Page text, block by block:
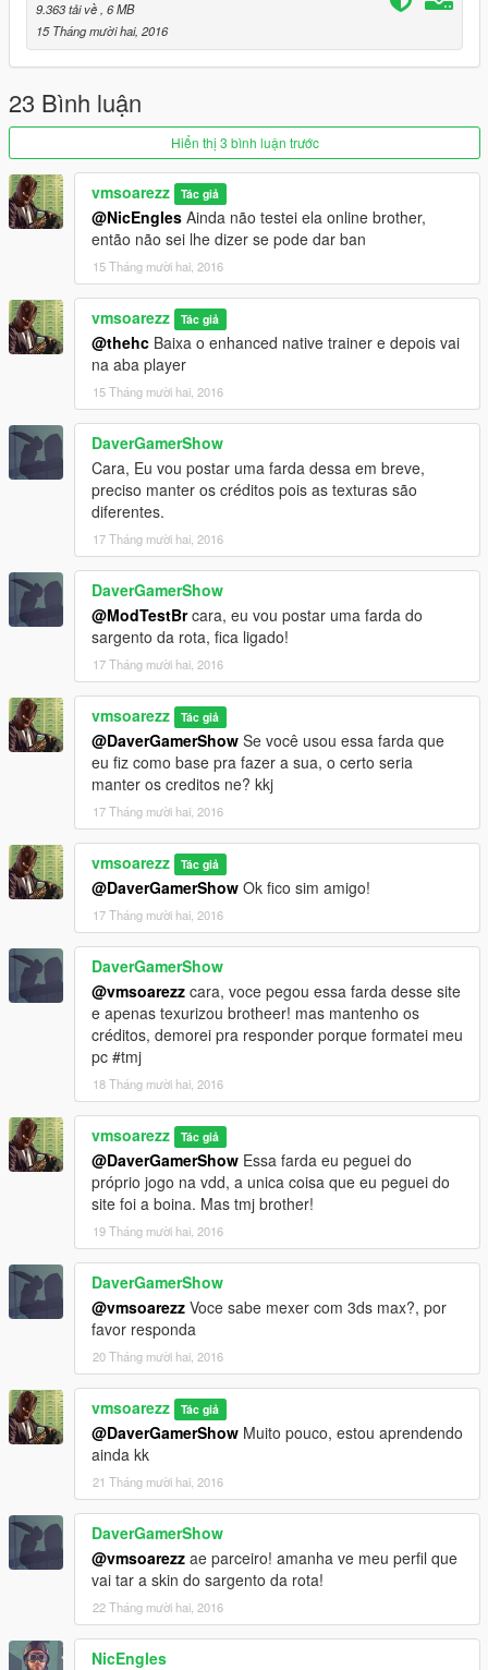
-Go to the directory: x64e > models > cdimages >
componentpeds_s_m_y.rpf or update > x 64 dlcpacks >
patchday9ng > > dlc.rpf > x 64 > models > cdimages >
patchday9ng.rpf
-Click "Edit Mode" at the top
-Drag the files that you downloaded for OpenIV
Beret:
-Go to the directory: x64e > models > cdimages > pedprops.rpf
9.363 tải về , 6 MB
15 Tháng mười hai, 2016
23 Bình luận
Hiển thị 3 bình luận trước
vmsoarezz Tác giả
@NicEngles Ainda não testei ela online brother,
então não sei lhe dizer se pode dar ban
15 Tháng mười hai, 2016
vmsoarezz Tác giả
@thehc Baixa o enhanced native trainer e depois vai
na aba player
15 Tháng mười hai, 2016
DaverGamerShow
Cara, Eu vou postar uma farda dessa em breve,
preciso manter os créditos pois as texturas são
diferentes.
17 Tháng mười hai, 2016
DaverGamerShow
@ModTestBrcara, eu vou postar uma farda do
sargento da rota, fica ligado!
17 Tháng mười hai, 2016
vmsoarezz Tác giả
@DaverGamerShow Se você usou essa farda que
eu fiz como base pra fazer a sua, o certo seria
manter os creditos ne? kkj
17 Tháng mười hai, 2016
vmsoarezz Tác giả
@DaverGamerShow Ok fico sim amigo!
17 Tháng mười hai, 2016
DaverGamerShow
@vmsoarezz cara, voce pegou essa farda desse site
e apenas texurizou brotheer! mas mantenho os
créditos, demorei pra responder porque formatei meu
pc #tmj
18 Tháng mười hai, 2016
vmsoarezz Tác giả
@DaverGamerShow Essa farda eu peguei do
próprio jogo na vdd, a unica coisa que eu peguei do
site foi a boina. Mas tmj brother!
19 Tháng mười hai, 2016
DaverGamerShow
@vmsoarezz Voce sabe mexer com 3ds max?, por
favor responda
20 Tháng mười hai, 2016
vmsoarezz Tác giả
@DaverGamerShow Muito pouco, estou aprendendo
ainda kk
21 Tháng mười hai, 2016
DaverGamerShow
@vmsoarezz ae parceiro! amanha ve meu perfil que
vai tar a skin do sargento da rota!
22 Tháng mười hai, 2016
NicEngles